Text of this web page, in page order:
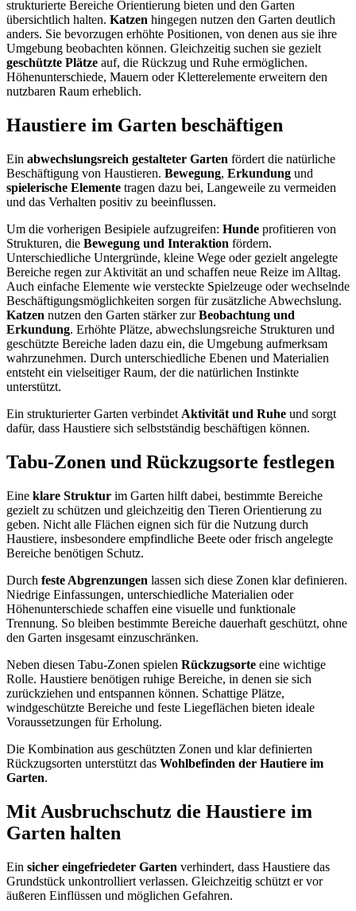
strukturierte Bereiche Orientierung bieten und den Garten
übersichtlich halten. Katzen hingegen nutzen den Garten deutlich
anders. Sie bevorzugen erhöhte Positionen, von denen aus sie ihre
Umgebung beobachten können. Gleichzeitig suchen sie gezielt
geschützte Plätze auf, die Rückzug und Ruhe ermöglichen.
Höhenunterschiede, Mauern oder Kletterelemente erweitern den
nutzbaren Raum erheblich.
Haustiere im Garten beschäftigen
Ein abwechslungsreich gestalteter Garten fördert die natürliche
Beschäftigung von Haustieren. Bewegung, Erkundung und
spielerische Elemente tragen dazu bei, Langeweile zu vermeiden
und das Verhalten positiv zu beeinflussen.
Um die vorherigen Besipiele aufzugreifen: Hunde profitieren von
Strukturen, die Bewegung und Interaktion fördern.
Unterschiedliche Untergründe, kleine Wege oder gezielt angelegte
Bereiche regen zur Aktivität an und schaffen neue Reize im Alltag.
Auch einfache Elemente wie versteckte Spielzeuge oder wechselnde
Beschäftigungsmöglichkeiten sorgen für zusätzliche Abwechslung.
Katzen nutzen den Garten stärker zurBeobachtung und
Erkundung. Erhöhte Plätze, abwechslungsreiche Strukturen und
geschützte Bereiche laden dazu ein, die Umgebung aufmerksam
wahrzunehmen. Durch unterschiedliche Ebenen und Materialien
entsteht ein vielseitiger Raum, der die natürlichen Instinkte
unterstützt.
Ein strukturierter Garten verbindet Aktivität und Ruhe und sorgt
dafür, dass Haustiere sich selbstständig beschäftigen können.
Tabu-Zonen und Rückzugsorte festlegen
Eine klare Struktur im Garten hilft dabei, bestimmte Bereiche
gezielt zu schützen und gleichzeitig den Tieren Orientierung zu
geben. Nicht alle Flächen eignen sich für die Nutzung durch
Haustiere, insbesondere empfindliche Beete oder frisch angelegte
Bereiche benötigen Schutz.
Durch feste Abgrenzungen lassen sich diese Zonen klar definieren.
Niedrige Einfassungen, unterschiedliche Materialien oder
Höhenunterschiede schaffen eine visuelle und funktionale
Trennung. So bleiben bestimmte Bereiche dauerhaft geschützt, ohne
den Garten insgesamt einzuschränken.
Neben diesen Tabu-Zonen spielen Rückzugsorte eine wichtige
Rolle. Haustiere benötigen ruhige Bereiche, in denen sie sich
zurückziehen und entspannen können. Schattige Plätze,
windgeschützte Bereiche und feste Liegeflächen bieten ideale
Voraussetzungen für Erholung.
Die Kombination aus geschützten Zonen und klar definierten
Rückzugsorten unterstützt das Wohlbefinden der Hautiere im
Garten.
Mit Ausbruchschutz die Haustiere im
Garten halten
Ein sicher eingefriedeter Garten verhindert, dass Haustiere das
Grundstück unkontrolliert verlassen. Gleichzeitig schützt er vor
äußeren Einflüssen und möglichen Gefahren.